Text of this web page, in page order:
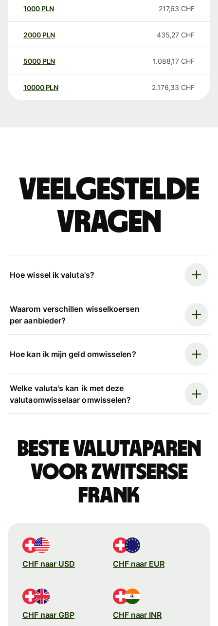
1000 PLN 217,63 CHF
2000 PLN 435,27 CHF
5000 PLN 1.088,17 CHF
10000 PLN 2.176,33 CHF
Veelgestelde
vragen
Hoe wissel ik valuta's?
Waarom verschillen wisselkoersen
per aanbieder?
Hoe kan ik mijn geld omwisselen?
Welke valuta's kan ik met deze
valutaomwisselaar omwisselen?
Beste valutaparen
voor Zwitserse
frank
CHF naar USD CHF naar EUR
CHF naar GBP CHF naar INR